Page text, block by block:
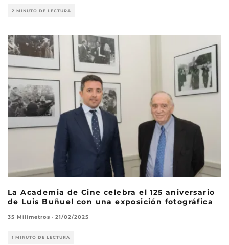
2 MINUTO DE LECTURA
La Academia de Cine celebra el 125 aniversario
de Luis Buñuel con una exposición fotográfica
35 Milímetros · 21/02/2025
1 MINUTO DE LECTURA